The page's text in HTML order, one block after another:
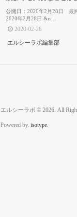
公開日：2020年2月28日 最
2020年2月28日 &n…
2020-02-28
エルシーラボ編集部
エルシーラボ © 2026. All
Powered by. isotype.